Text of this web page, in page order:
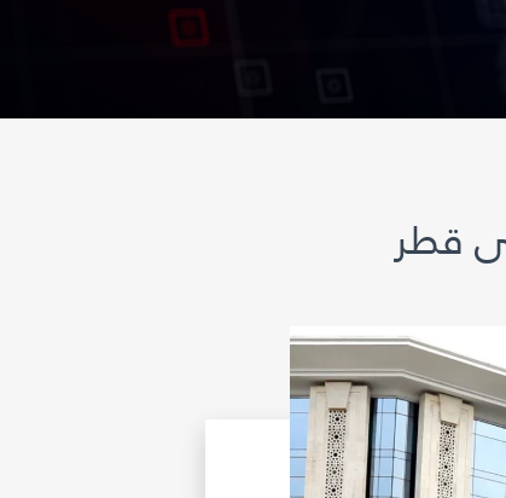
قطر